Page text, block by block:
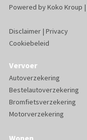
Powered byKoko Kroup |
Disclaimer| Privacy
Cookiebeleid
Vervoer
Autoverzekering
Bestelautoverzekering
Bromfietsverzekering
Motorverzekering
Wonen